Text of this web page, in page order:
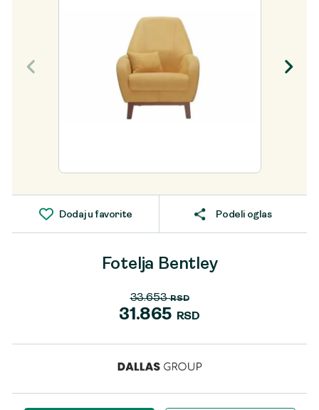
Dodaj u favorite Podeli oglas
Fotelja Bentley
33.653RSD
Originalna
33.653 RSD.
31.865
RSD
cena
31.865 RSD.